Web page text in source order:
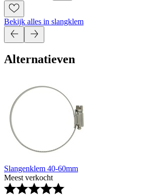
Bekijk alles in slangklem
Alternatieven
Slangenklem 40-60mm
Meest verkocht